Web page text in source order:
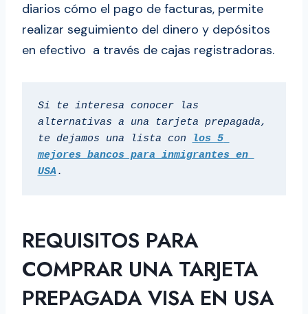
diarios cómo el pago de facturas, permite
realizar seguimiento del dinero y depósitos
en efectivo a través de cajas registradoras.
Si te interesa conocer las
alternativas a una tarjeta prepagada,
te dejamos una lista con
los 5
mejores bancos para inmigrantes en
USA.
REQUISITOS PARA
COMPRAR UNA TARJETA
PREPAGADA VISA EN USA